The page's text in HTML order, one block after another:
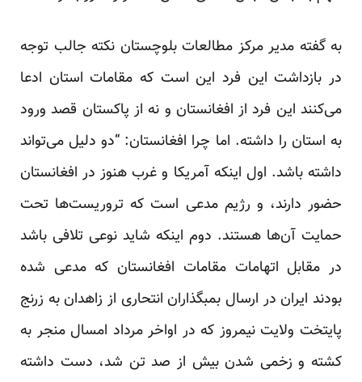
به گفته مدیر مرکز مطالعات بلوچستان نکته جالب توجه
در بازداشت این فرد این است که مقامات استان ادعا
می‌کنند این فرد از افغانستان و نه از پاکستان قصد ورود
به استان را داشته. اما چرا افغانستان: “دو دلیل می‌تواند
داشته باشد. اول اینکه آمریکا و غرب هنوز در افغانستان
حضور دارند، و رژیم مدعی است که تروریست‌ها تحت
حمایت آن‌ها هستند. دوم اینکه شاید نوعی تلافی باشد
در مقابل اتهامات مقامات افغانستان که مدعی شده
بودند ایران در ارسال بمبگذاران انتحاری از زاهدان به زرنج
پایتخت ولایت نیمروز که در اواخر مرداد امسال منجر به
کشته و زخمی شدن بیش از صد تن شد، دست داشته